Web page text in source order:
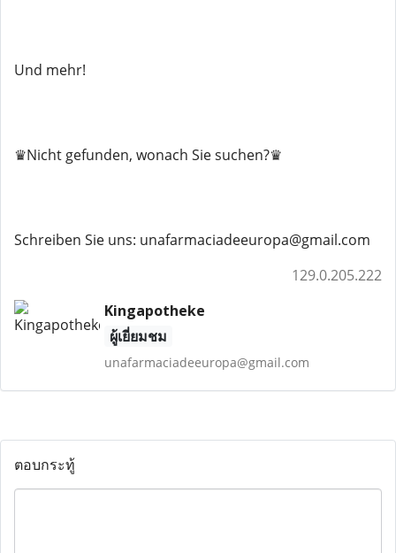
Und mehr!
♛Nicht gefunden, wonach Sie suchen?♛
Schreiben Sie uns: unafarmaciadeeuropa@gmail.com
129.0.205.222
Kingapotheke
ผู้เยี่ยมชม
unafarmaciadeeuropa@gmail.com
ตอบกระทู้